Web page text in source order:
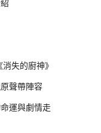
失的廚神》
聲帶陣容
運與劇情走